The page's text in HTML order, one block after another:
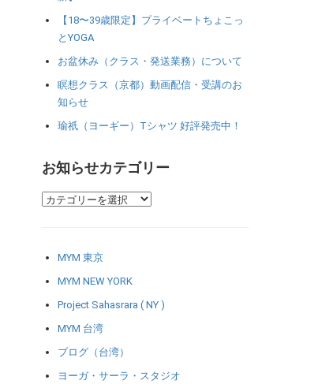
【18〜39歳限定】プライベートちょこっ
とYOGA
お盆休み（クラス・発送業務）について
瞑想クラス（京都）動画配信・受講のお
知らせ
瑜祇（ヨーギー）Tシャツ 好評発売中！
お知らせカテゴリー
MYM 東京
MYM NEW YORK
Project Sahasrara ( NY )
MYM 台湾
ブログ（台湾）
ヨーガ・サーラ・スタジオ